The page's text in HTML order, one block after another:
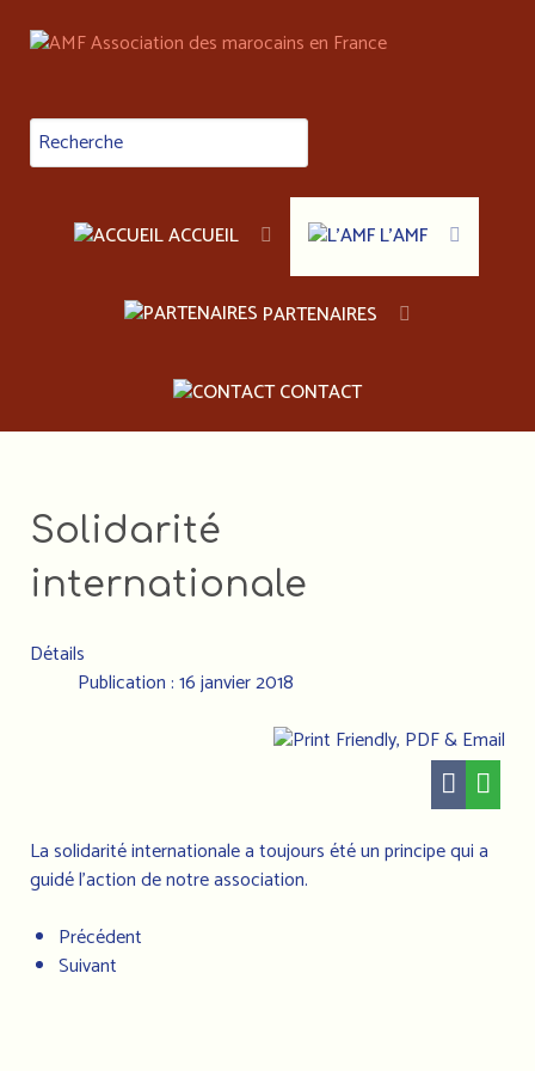
ACCUEIL L'AMF
PARTENAIRES
CONTACT
Solidarité
internationale
Détails
Publication : 16 janvier 2018
La solidarité internationale a toujours été un principe qui a
guidé l'action de notre association.
Précédent
Suivant